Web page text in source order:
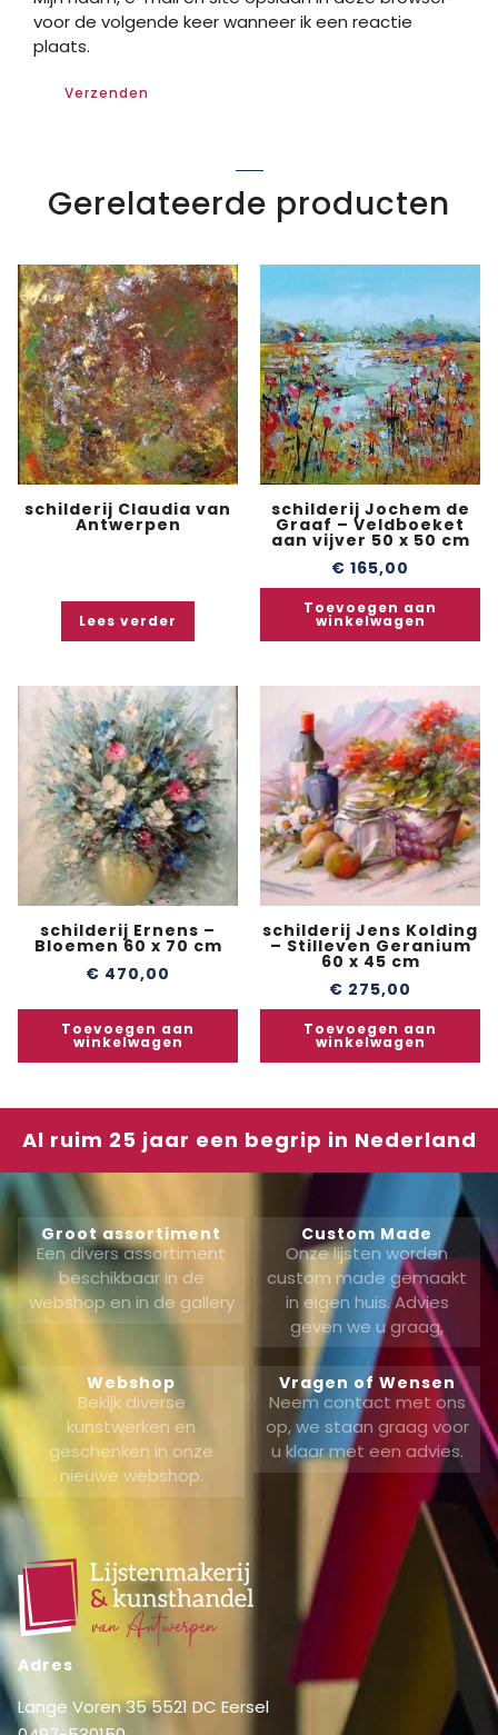
voor de volgende keer wanneer ik een reactie
plaats.
Gerelateerde producten
schilderij Claudia van
Antwerpen
Lees verder
schilderij Jochem de
Graaf – Veldboeket
aan vijver 50 x 50 cm
€ 165,00
Toevoegen aan
winkelwagen
schilderij Ernens –
Bloemen 60 x 70 cm
€ 470,00
Toevoegen aan
winkelwagen
schilderij Jens Kolding
– Stilleven Geranium
60 x 45 cm
€ 275,00
Toevoegen aan
winkelwagen
Al ruim 25 jaar een begrip in Nederland
Groot assortiment
Een divers assortiment
beschikbaar in de
webshop en in de gallery
Custom Made
Onze lijsten worden
custom made gemaakt
in eigen huis. Advies
geven we u graag,
Webshop
Bekijk diverse
kunstwerken en
geschenken in onze
nieuwe webshop.
Vragen of Wensen
Neem contact met ons
op, we staan graag voor
u klaar met een advies.
Adres
Lange Voren 35 5521 DC Eersel